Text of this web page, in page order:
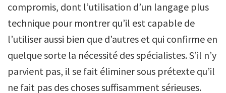
compromis, dont l’utilisation d’un langage plus
technique pour montrer qu’il est capable de
l’utiliser aussi bien que d’autres et qui confirme en
quelque sorte la nécessité des spécialistes. S’il n’y
parvient pas, il se fait éliminer sous prétexte qu’il
ne fait pas des choses suffisamment sérieuses.